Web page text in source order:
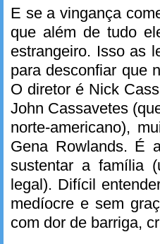
E se a vingança
que além de tudo
estrangeiro. Isso as
para desconfiar que
O diretor é Nick
John Cassavetes
norte-americano),
Gena Rowlands. É
sustentar a família
legal). Difícil
medíocre e sem
com dor de barriga,